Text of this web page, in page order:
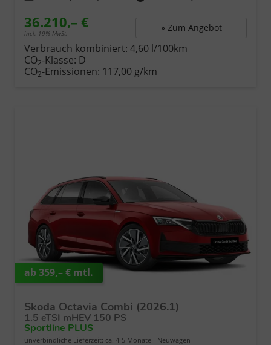
36.210,– €
incl. 19% MwSt. » Zum Angebot
Verbrauch kombiniert: 4,60 l/100km
CO2-Klasse: D
CO2-Emissionen: 117,00 g/km
ab 359,– € mtl.
Skoda Octavia Combi (2026.1)
1.5 eTSI mHEV 150 PS
Sportline PLUS
unverbindliche Lieferzeit: ca. 4-5 Monate Neuwagen